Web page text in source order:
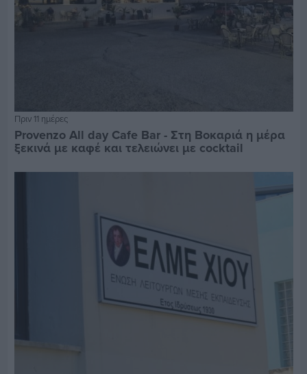
Πριν 11 ημέρες
Provenzo All day Cafe Bar - Στη Βοκαριά η μέρα
ξεκινά με καφέ και τελειώνει με cocktail